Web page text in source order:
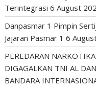
Terintegrasi 6 August
Danpasmar 1 Pimpin
Jajaran Pasmar 1 6
PEREDARAN
DIGAGALKAN TNI AL
BANDARA